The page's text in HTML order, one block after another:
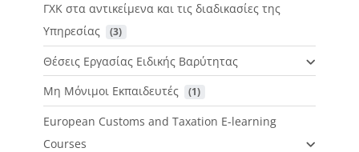
ΓΧΚ στα αντικείμενα και τις διαδικασίες της
Υπηρεσίας
(3)
Θέσεις Εργασίας Ειδικής Βαρύτητας
Μη Μόνιμοι Εκπαιδευτές
(1)
European Customs and Taxation E-learning
Courses